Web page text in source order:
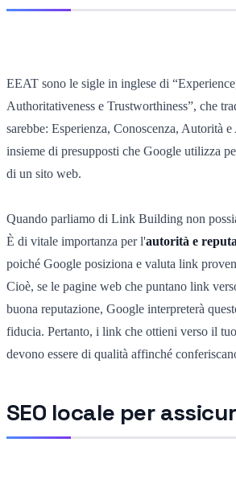
EEAT sono le sigle in inglese di
Authoritativeness e Trustworthiness”, che
sarebbe: Esperienza, Conoscenza, Autorità
insieme di presupposti che Google utilizza
di un sito web.
Quando parliamo di Link Building non
È di vitale importanza per l'autorità e
poiché Google posiziona e valuta link
Cioè, se le pagine web che puntano link
buona reputazione, Google interpreterà
fiducia. Pertanto, i link che ottieni verso il
devono essere di qualità affinché
SEO locale per